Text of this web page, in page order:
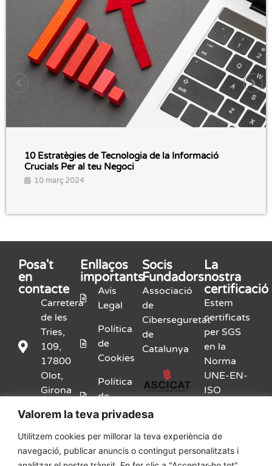
Valorem la teva privadesa
Utilitzem cookies per millorar la teva experiència de
navegació, publicar anuncis o contingut personalitzats i
10 Estratègies de Tecnologia de la Informació
Crucials Per al teu Negoci
10 març 2024
Posa't
en
contacte
Carretera
de les
Tries,
109,
17800
Olot,
Girona
972
46
Enllaços
importants
Avís
Legal
Política
de
Cookies
Política
de
Privacitat
Kit
Digital
Socis
Fundadors
Associació
de
Ciberseguretat
de
Catalunya
La
nostra
certificació
Estem
certificats
per SGS
en la
Norma
UNE-EN-
ISO